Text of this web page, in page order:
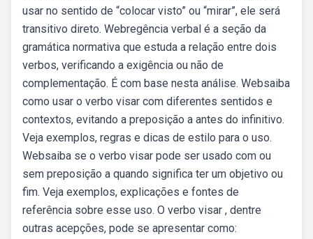
usar no sentido de “colocar visto” ou “mirar”, ele será
transitivo direto. Webregência verbal é a seção da
gramática normativa que estuda a relação entre dois
verbos, verificando a exigência ou não de
complementação. É com base nesta análise. Websaiba
como usar o verbo visar com diferentes sentidos e
contextos, evitando a preposição a antes do infinitivo.
Veja exemplos, regras e dicas de estilo para o uso.
Websaiba se o verbo visar pode ser usado com ou
sem preposição a quando significa ter um objetivo ou
fim. Veja exemplos, explicações e fontes de
referência sobre esse uso. O verbo visar , dentre
outras acepções, pode se apresentar como: